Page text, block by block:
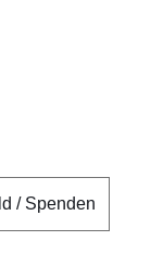
/ Spenden